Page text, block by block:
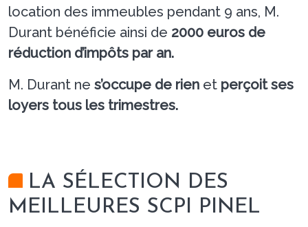
location des immeubles pendant 9 ans, M.
Durant bénéficie ainsi de 2000 euros de
réduction d’impôts par an.
M. Durant ne s’occupe de rien et perçoit ses
loyers tous les trimestres.
LA SÉLECTION DES
MEILLEURES SCPI PINEL